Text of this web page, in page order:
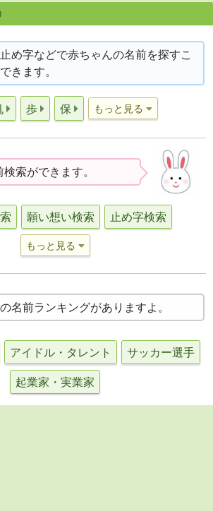
め字などで赤ちゃんの名前を探すこ
きます。
歩 保 もっと見る
索ができます。
願い想い検索 止め字検索
もっと見る
名前ランキングがありますよ。
アイドル・タレント サッカー選手
起業家・実業家